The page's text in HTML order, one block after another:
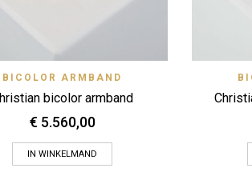
Zet op verlanglijstje Quick View
BICOLOR ARMBAND
bicolor armband
€ 5.560,00
IN WINKELMAND